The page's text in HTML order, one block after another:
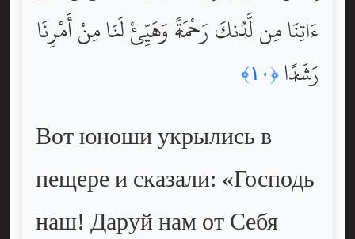
ءَاتِنَا مِن لَّدُنكَ رَحْمَةًۭ وَهَيِّئْ لَنَا مِنْ أَمْرِنَا
رَشَدًۭا ﴿١٠﴾
Вот юноши укрылись в
пещере и сказали: «Господь
наш! Даруй нам от Себя